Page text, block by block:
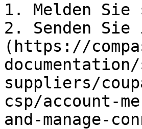
1. Melden Sie
2. Senden Sie
(https://
suppliers/
csp/account-
and-manage-